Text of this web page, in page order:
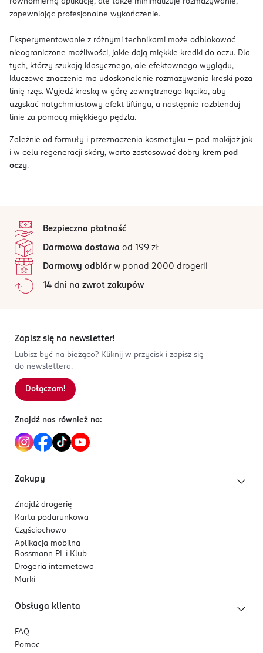
zapewniając profesjonalne wykończenie.
Eksperymentowanie z różnymi technikami może odblokować
nieograniczone możliwości, jakie dają miękkie kredki do oczu. Dla
tych, którzy szukają klasycznego, ale efektownego wyglądu,
kluczowe znaczenie ma udoskonalenie rozmazywania kreski poza
linię rzęs. Wyjedź kreską w górę zewnętrznego kącika, aby
uzyskać natychmiastowy efekt liftingu, a następnie rozblenduj
linie za pomocą miękkiego pędzla.
Zależnie od formuły i przeznaczenia kosmetyku – pod makijaż jak
i w celu regeneracji skóry, warto zastosować dobry krem pod
oczy.
Bezpieczna płatność
Darmowa dostawa od 199 zł
Darmowy odbiór w ponad 2000 drogerii
14 dni na zwrot zakupów
Zapisz się na newsletter!
Lubisz być na bieżąco? Kliknij w przycisk i zapisz się
do newslettera.
Dołączam!
Znajdź nas również na:
Zakupy
Znajdź drogerię
Karta podarunkowa
Czyściochowo
Aplikacja mobilna
Rossmann PL i Klub
Drogeria internetowa
Marki
Obsługa klienta
FAQ
Pomoc